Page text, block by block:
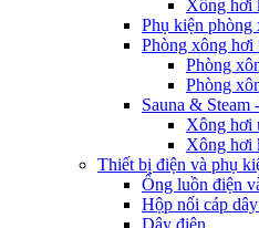
Xông hơi
Phụ kiện phòng
Phòng xông hơi
Phòng
Phòng
Sauna & Steam
Xông hơi
Xông hơi
Thiết bị điện và phụ
Ống luồn điện
Hộp nối cáp
Dây điện